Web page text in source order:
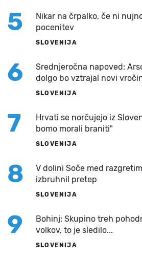
5
Nikar na črpalko, če ni
pocenitev
SLOVENIJA
6
Srednjeročna napoved:
dolgo bo vztrajal novi
SLOVENIJA
7
Hrvati se norčujejo iz
bomo morali braniti"
SLOVENIJA
8
V dolini Soče med
izbruhnil pretep
SLOVENIJA
9
Bohinj: Skupino treh
volkov, to je sledilo...
SLOVENIJA